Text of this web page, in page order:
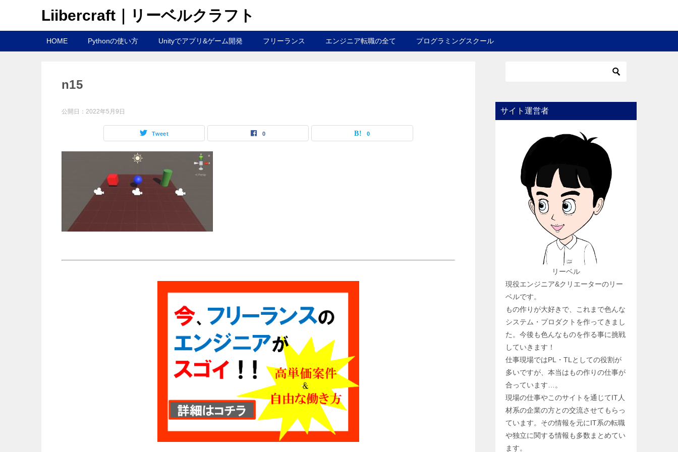
Liibercraft｜リーベルクラフト
HOME Pythonの使い方 Unityでアプリ&ゲーム開発 フリーランス エンジニア転職の全て プログラミングスクール
n15
公開日： 2022年5月9日
Tweet 0 0
サイト運営者
リーベル
現役エンジニア&クリエーターのリー
ベルです。
もの作りが大好きで、これまで色んな
システム・プロダクトを作ってきまし
た。今後も色んなものを作る事に挑戦
していきます！
仕事現場ではPL・TLとしての役割が
多いですが、本当はもの作りの仕事が
合っています…。
現場の仕事やこのサイトを通じてIT人
材系の企業の方との交流させてもらっ
ています。その情報を元にIT系の転職
や独立に関する情報も多数まとめてい
ます。